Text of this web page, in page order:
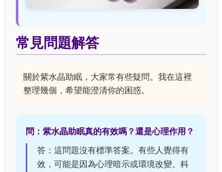
常見問題解答
關於紫水晶助眠，大家常有些疑問。我在這裡
整理幾個，希望能澄清你的困惑。
問：紫水晶助眠真的有效嗎？還是心理作用？
答：這問題沒有標準答案。有些人覺得有
效，可能是因為心理暗示或環境改變。科